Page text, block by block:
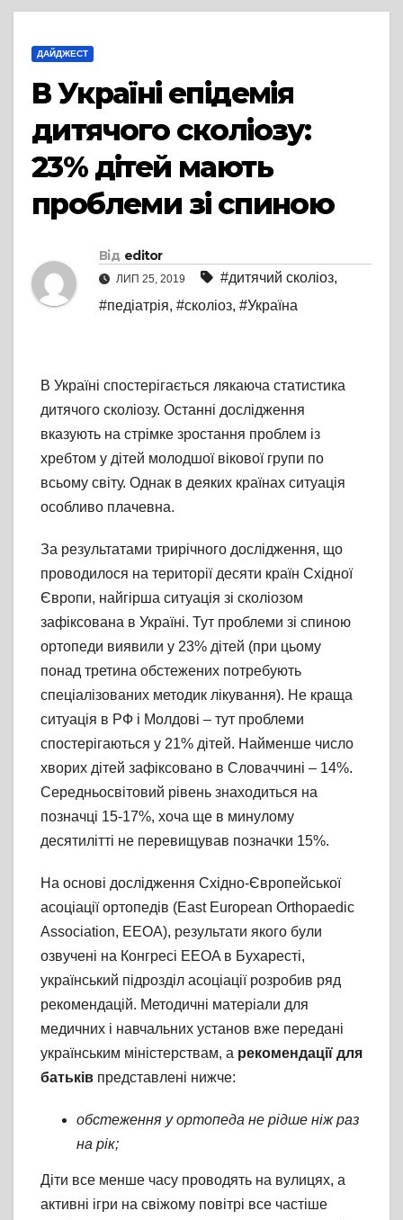
ДАЙДЖЕСТ
В Україні епідемія
дитячого сколіозу:
23% дітей мають
проблеми зі спиною
Від editor
ЛИП 25, 2019 #дитячий сколіоз,
#педіатрія, #сколіоз, #Україна
В Україні спостерігається лякаюча статистика
дитячого сколіозу. Останні дослідження
вказують на стрімке зростання проблем із
хребтом у дітей молодшої вікової групи по
всьому світу. Однак в деяких країнах ситуація
особливо плачевна.
За результатами трирічного дослідження, що
проводилося на території десяти країн Східної
Європи, найгірша ситуація зі сколіозом
зафіксована в Україні. Тут проблеми зі спиною
ортопеди виявили у 23% дітей (при цьому
понад третина обстежених потребують
спеціалізованих методик лікування). Не краща
ситуація в РФ і Молдові – тут проблеми
спостерігаються у 21% дітей. Найменше число
хворих дітей зафіксовано в Словаччині – 14%.
Середньосвітовий рівень знаходиться на
позначці 15-17%, хоча ще в минулому
десятилітті не перевищував позначки 15%.
На основі дослідження Східно-Європейської
асоціації ортопедів (East European Orthopaedic
Association, EEOA), результати якого були
озвучені на Конгресі EEOA в Бухаресті,
український підрозділ асоціації розробив ряд
рекомендацій. Методичні матеріали для
медичних і навчальних установ вже передані
українським міністерствам, а рекомендації для
батьків представлені нижче:
обстеження у ортопеда не рідше ніж раз
на рік;
Діти все менше часу проводять на вулицях, а
активні ігри на свіжому повітрі все частіше